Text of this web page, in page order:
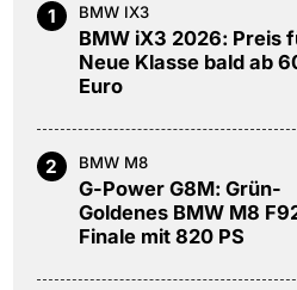
1 BMW IX3
BMW iX3 2026: Preis
Neue Klasse bald ab
Euro
2 BMW M8
G-Power G8M: Grün-
Goldenes BMW M8
Finale mit 820 PS